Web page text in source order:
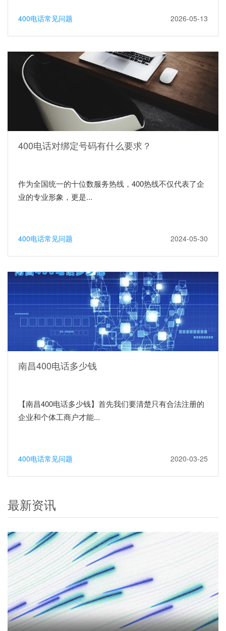
400电话常见问题 2026-05-13
400电话对绑定号码有什么要求？
作为全国统一的十位数服务热线，400热线不仅代表了企
业的专业形象，更是...
400电话常见问题 2024-05-30
南昌400电话多少钱
【南昌400电话多少钱】首先我们要清楚只有合法注册的
企业和个体工商户才能...
400电话常见问题 2020-03-25
最新资讯